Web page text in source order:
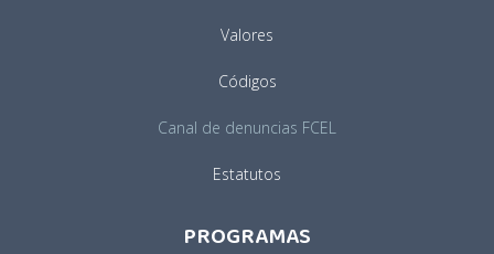
Valores
Códigos
Canal de denuncias FCEL
Estatutos
PROGRAMAS